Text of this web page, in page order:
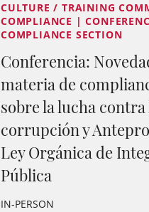
CULTURE / TRAINING
COMPLIANCE |
COMPLIANCE SECTION
Conferencia:
materia de
sobre la lucha contra
corrupción y
Ley Orgánica de
Pública
IN-PERSON